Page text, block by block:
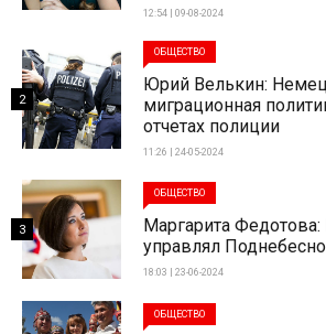
12:54 | 09-08-2024
ОБЩЕСТВО
Юрий Велькин:
миграционная
отчетах полиции
11:26 | 24-05-2024
2
ОБЩЕСТВО
Маргарита
управлял
18:03 | 23-06-2024
3
ОБЩЕСТВО